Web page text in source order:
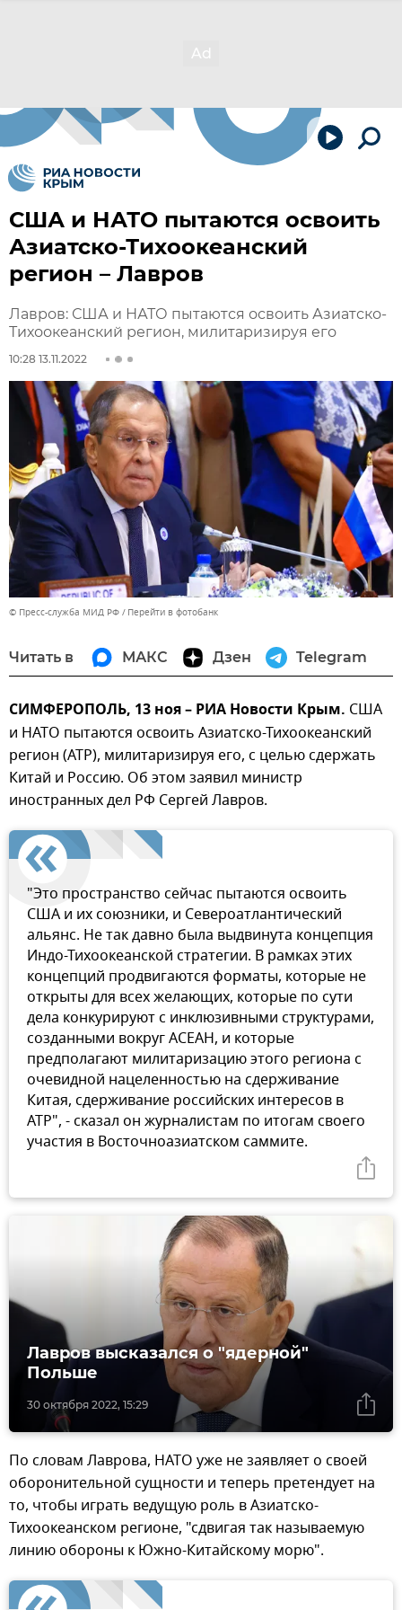
США и НАТО пытаются освоить
Азиатско-Тихоокеанский
регион – Лавров
Лавров: США и НАТО пытаются освоить Азиатско-
Тихоокеанский регион, милитаризируя его
10:28 13.11.2022
© Пресс-служба МИД РФ Перейти в фотобанк
Читать в МАКС Дзен Telegram
СИМФЕРОПОЛЬ, 13 ноя – РИА Новости Крым. США
и НАТО пытаются освоить Азиатско-Тихоокеанский
регион (АТР), милитаризируя его, с целью сдержать
Китай и Россию. Об этом заявил министр
иностранных дел РФ Сергей Лавров.
"Это пространство сейчас пытаются освоить
США и их союзники, и Североатлантический
альянс. Не так давно была выдвинута концепция
Индо-Тихоокеанской стратегии. В рамках этих
концепций продвигаются форматы, которые не
открыты для всех желающих, которые по сути
дела конкурируют с инклюзивными структурами,
созданными вокруг АСЕАН, и которые
предполагают милитаризацию этого региона с
очевидной нацеленностью на сдерживание
Китая, сдерживание российских интересов в
АТР", - сказал он журналистам по итогам своего
участия в Восточноазиатском саммите.
30 октября 2022, 15:29
Лавров высказался о "ядерной"
Польше
По словам Лаврова, НАТО уже не заявляет о своей
оборонительной сущности и теперь претендует на
то, чтобы играть ведущую роль в Азиатско-
Тихоокеанском регионе, "сдвигая так называемую
линию обороны к Южно-Китайскому морю".